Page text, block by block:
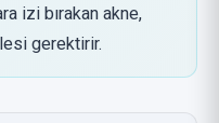
izi bırakan akne,
gerektirir.